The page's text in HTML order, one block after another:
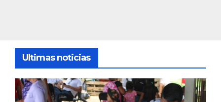
Ultimas noticias